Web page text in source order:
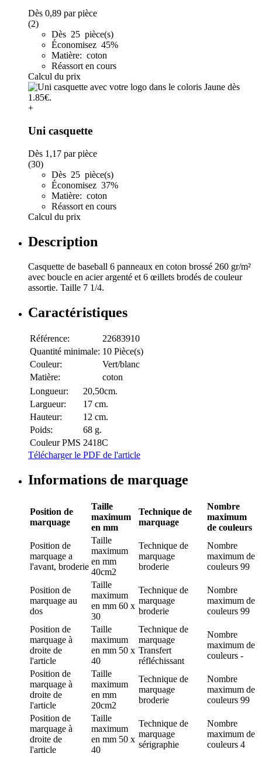
Dès 0,89 par pièce
(2)
Dès 25 pièce(s)
Économisez 45%
Matière: coton
Réassort en cours
Calcul du prix
+
Uni casquette
Dès 1,17 par pièce
(30)
Dès 25 pièce(s)
Économisez 37%
Matière: coton
Réassort en cours
Calcul du prix
Description
Casquette de baseball 6 panneaux en coton brossé 260 gr/m²
avec boucle en acier argenté et 6 œillets brodés de couleur
assortie. Taille 7 1/4.
Caractéristiques
Référence:
22683910
Quantité minimale: 10 Pièce(s)
Couleur:
Vert/blanc
Matière:
coton
Longueur:
20,50cm.
Largueur:
17 cm.
Hauteur:
12 cm.
Poids:
68 g.
Couleur PMS 2418C
Télécharger le PDF de l'article
Informations de marquage
Position de
marquage
Taille
maximum
en mm
Technique de
marquage
Nombre
maximum
de couleurs
Position de
marquage a
l'avant, broderie
Taille
maximum
en mm
40cm2
Technique de
marquage
broderie
Nombre
maximum de
couleurs 99
Position de
marquage au
dos
Taille
maximum
en mm 60 x
30
Technique de
marquage
broderie
Nombre
maximum de
couleurs 99
Position de
marquage à
droite de
l'article
Taille
maximum
en mm 50 x
40
Technique de
marquage
Transfert
réfléchissant
Nombre
maximum de
couleurs -
Position de
marquage à
droite de
l'article
Taille
maximum
en mm
20cm2
Technique de
marquage
broderie
Nombre
maximum de
couleurs 99
Position de
marquage à
droite de
l'article
Taille
maximum
en mm 50 x
40
Technique de
marquage
sérigraphie
Nombre
maximum de
couleurs 4